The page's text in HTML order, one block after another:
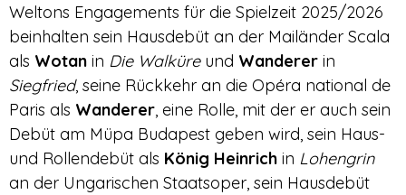
Weltons Engagements für die Spielzeit 2025/2026
beinhalten sein Hausdebüt an der Mailänder Scala
als Wotan in Die Walküreund Wanderer in
Siegfried, seine Rückkehr an die Opéra national de
Paris als Wanderer, eine Rolle, mit der er auch sein
Debüt am Müpa Budapest geben wird, sein Haus-
und Rollendebüt als König Heinrich in Lohengrin
an der Ungarischen Staatsoper, sein Hausdebüt